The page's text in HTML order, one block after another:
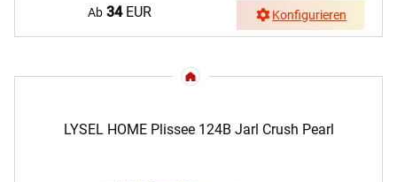
Ab 34EUR Konfigurieren
LYSEL HOME Plissee 124B Jarl Crush Pearl